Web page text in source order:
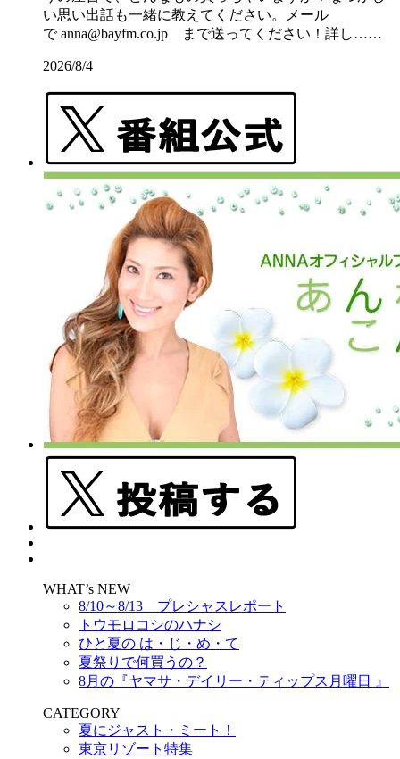
い思い出話も一緒に教えてください。メール
で anna@bayfm.co.jp まで送ってください！詳し……
2026/8/4
WHAT’s NEW
8/10～8/13 プレシャスレポート
トウモロコシのハナシ
ひと夏の は・じ・め・て
夏祭りで何買うの？
8月の『ヤマサ・デイリー・ティップス月曜日 』
CATEGORY
夏にジャスト・ミート！
東京リゾート特集